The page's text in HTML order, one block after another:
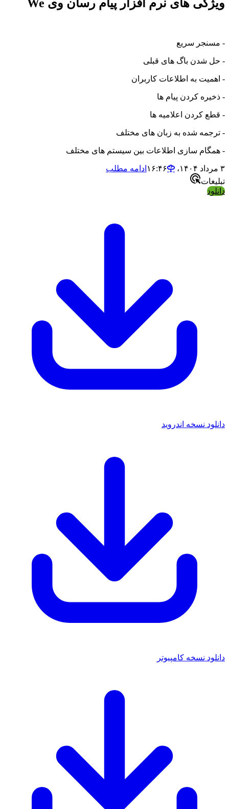
ویژگی های نرم افزار پیام رسان وی We
- مسنجر سریع
- حل شدن باگ های قبلی
- اهمیت به اطلاعات کاربران
- ذخیره کردن پیام ها
- قطع کردن اعلامیه ها
- ترجمه شده به زبان های مختلف
- همگام سازی اطلاعات بین سیستم های مختلف
۳ مرداد ۱۴۰۴،‏ ۱۶:۴۶
ادامه مطلب
تبلیغات
دانلود
دانلود نسخه اندروید
دانلود نسخه کامپیوتر